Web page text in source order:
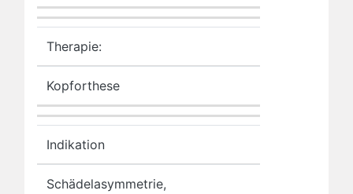
Therapie:
Kopforthese
Indikation
Schädelasymmetrie,